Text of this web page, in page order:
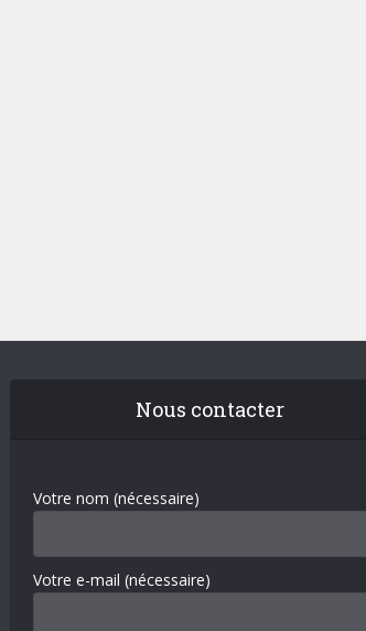
Nous contacter
Votre nom (nécessaire)
Votre e-mail (nécessaire)